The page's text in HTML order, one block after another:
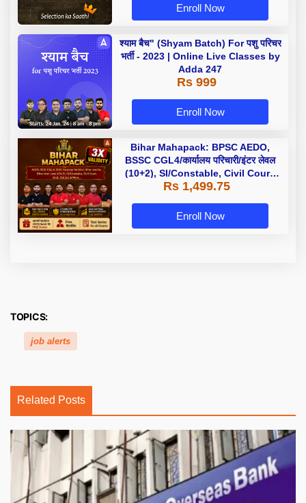
Enroll Now
श्याम बैच" (Shyam Batch) For पशु परिचर
भर्ती - 2023 | Online Live Classes by
Adda 247
Rs 999
Enroll Now
Bihar Mahapack: BPSC AEDO,
BSSC CGL4/कार्यालय परिचारी/इंटर लेवल
(10+2), SI/Constable, Civil Court,
B.Ed. D.El.Ed. & More
Rs 1,499.75
Enroll Now
TOPICS:
job alerts
Related Posts